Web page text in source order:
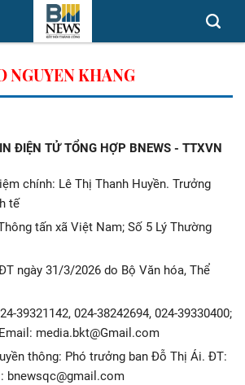
NGUYEN KHANG
ĐIỆN TỬ TỔNG HỢP BNEWS - TTXVN
chính: Lê Thị Thanh Huyền. Trưởng
tế
tấn xã Việt Nam; Số 5 Lý Thường
ngày 31/3/2026 do Bộ Văn hóa, Thể
39321142, 024-38242694, 024-39330400;
media.bkt@Gmail.com
thông: Phó trưởng ban Đỗ Thị Ái. ĐT:
bnewsqc@gmail.com